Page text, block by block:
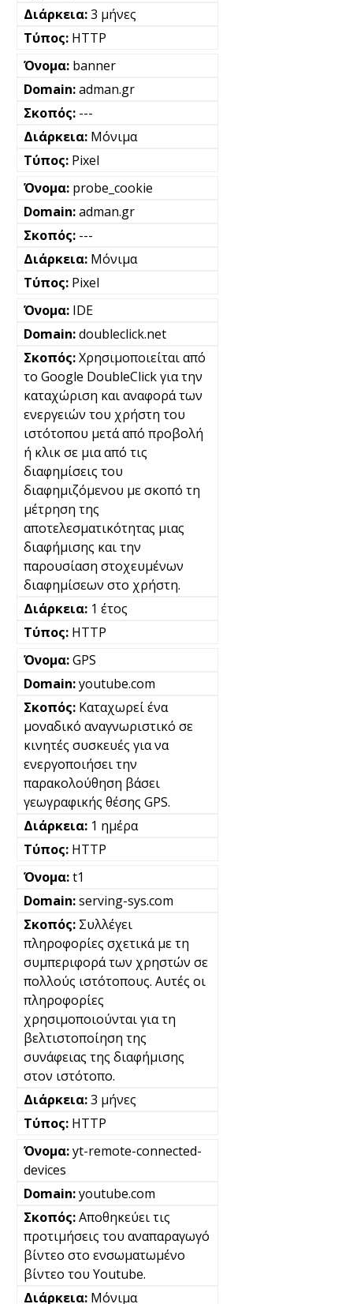
3 μήνες
HTTP
banner
adman.gr
---
Μόνιμα
Pixel
probe_cookie
adman.gr
---
Μόνιμα
Pixel
IDE
doubleclick.net
Χρησιμοποιείται από
το Google DoubleClick για την
καταχώριση και αναφορά των
ενεργειών του χρήστη του
ιστότοπου μετά από προβολή
ή κλικ σε μια από τις
διαφημίσεις του
διαφημιζόμενου με σκοπό τη
μέτρηση της
αποτελεσματικότητας μιας
διαφήμισης και την
παρουσίαση στοχευμένων
διαφημίσεων στο χρήστη.
1 έτος
HTTP
GPS
youtube.com
Καταχωρεί ένα
μοναδικό αναγνωριστικό σε
κινητές συσκευές για να
ενεργοποιήσει την
παρακολούθηση βάσει
γεωγραφικής θέσης GPS.
1 ημέρα
HTTP
t1
serving-sys.com
Συλλέγει
πληροφορίες σχετικά με τη
συμπεριφορά των χρηστών σε
πολλούς ιστότοπους. Αυτές οι
πληροφορίες
χρησιμοποιούνται για τη
βελτιστοποίηση της
συνάφειας της διαφήμισης
στον ιστότοπο.
3 μήνες
HTTP
yt-remote-connected-
devices
youtube.com
Αποθηκεύει τις
προτιμήσεις του αναπαραγωγό
βίντεο στο ενσωματωμένο
βίντεο του Youtube.
Μόνιμα